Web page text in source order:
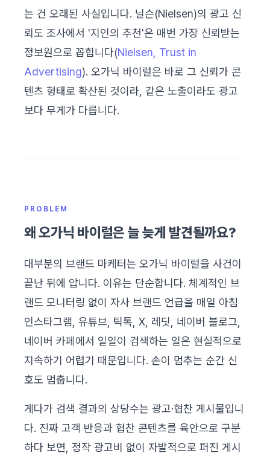
는 건 오래된 사실입니다. 닐슨(Nielsen)의 광고 신
뢰도 조사에서 '지인의 추천'은 매번 가장 신뢰받는
정보원으로 꼽힙니다(Nielsen, Trust in
Advertising). 오가닉 바이럴은 바로 그 신뢰가 콘
텐츠 형태로 확산된 것이라, 같은 노출이라도 광고
보다 무게가 다릅니다.
PROBLEM
왜 오가닉 바이럴은 늘 늦게 발견될까요?
대부분의 브랜드 마케터는 오가닉 바이럴을 사건이
끝난 뒤에 압니다. 이유는 단순합니다. 체계적인 브
랜드 모니터링 없이 자사 브랜드 언급을 매일 아침
인스타그램, 유튜브, 틱톡, X, 레딧, 네이버 블로그,
네이버 카페에서 일일이 검색하는 일은 현실적으로
지속하기 어렵기 때문입니다. 손이 멈추는 순간 신
호도 멈춥니다.
게다가 검색 결과의 상당수는 광고·협찬 게시물입니
다. 진짜 고객 반응과 협찬 콘텐츠를 육안으로 구분
하다 보면, 정작 광고비 없이 자발적으로 퍼진 게시